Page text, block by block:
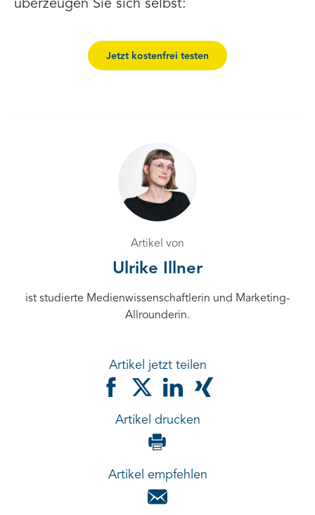
überzeugen Sie sich selbst:
Jetzt kostenfrei testen
Artikel von
Ulrike Illner
ist studierte Medienwissenschaftlerin und Marketing-
Allrounderin.
Artikel jetzt teilen
Artikel drucken
Artikel empfehlen